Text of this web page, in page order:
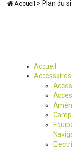
Accueil > Plan du
Accueil
Accessoires